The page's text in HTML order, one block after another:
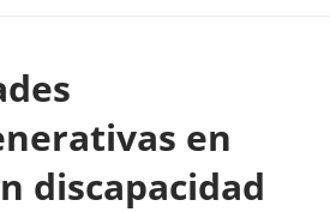
en
discapacidad